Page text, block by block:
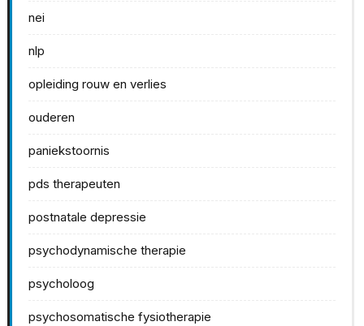
nei
nlp
opleiding rouw en verlies
ouderen
paniekstoornis
pds therapeuten
postnatale depressie
psychodynamische therapie
psycholoog
psychosomatische fysiotherapie